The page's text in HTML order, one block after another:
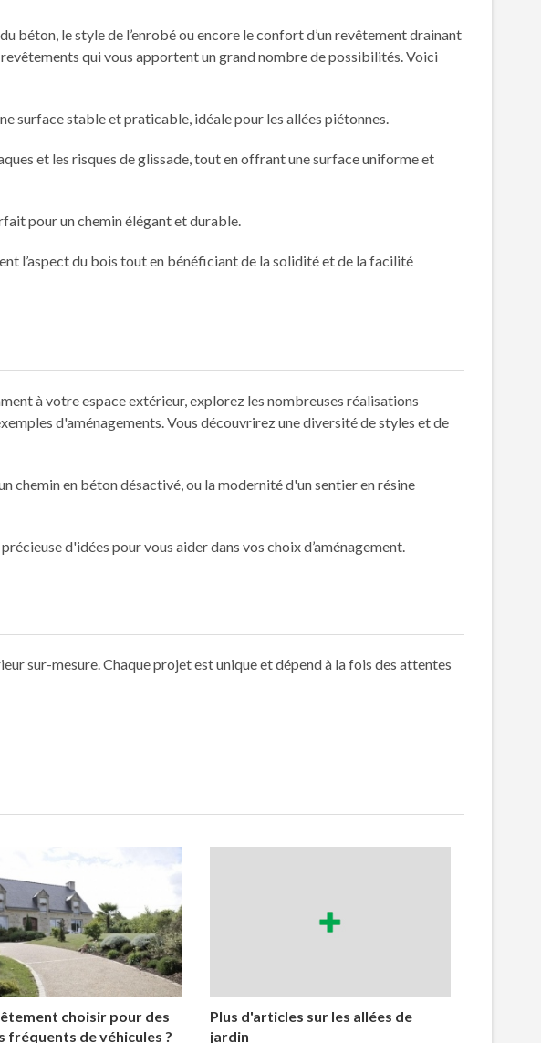
béton, le style de l’enrobé ou encore le confort d’un revêtement drainant
qui vous apportent un grand nombre de possibilités. Voici
surface stable et praticable, idéale pour les allées piétonnes.​
et les risques de glissade, tout en offrant une surface uniforme et
pour un chemin élégant et durable.​
l’aspect du bois tout en bénéficiant de la solidité et de la facilité
à votre espace extérieur, explorez les nombreuses réalisations
d'aménagements. Vous découvrirez une diversité de styles et de
chemin en béton désactivé, ou la modernité d'un sentier en résine
d'idées pour vous aider dans vos choix d’aménagement.
sur-mesure. Chaque projet est unique et dépend à la fois des attentes
choisir pour des
fréquents de véhicules ?
Plus d'articles sur les allées de
jardin